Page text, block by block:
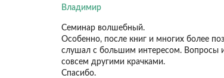
Владимир
Семинар волшебный.
Особенно, после книг и многих более
слушал с большим интересом. Вопросы
совсем другими крачками.
Спасибо.